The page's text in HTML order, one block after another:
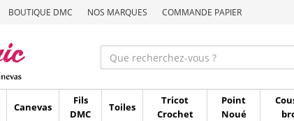
BOUTIQUE DMC NOS MARQUES COMMANDE PAPIER
Canevas
Fils
DMC
Toiles
Tricot
Crochet
Point
Noué